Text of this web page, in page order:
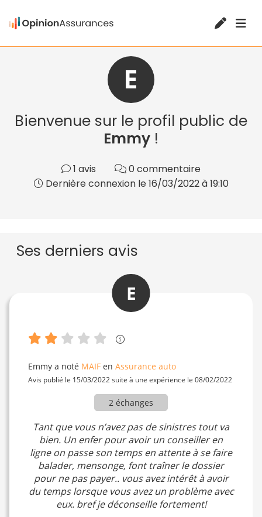
E
Bienvenue sur le profil public de
Emmy !
1 avis
0 commentaire
Dernière connexion le 16/03/2022 à 19:10
Ses derniers avis
E
Emmy a noté MAIF en Assurance auto
Avis publié le 15/03/2022 suite à une expérience le 08/02/2022
2 échanges
Tant que vous n’avez pas de sinistres tout va
bien. Un enfer pour avoir un conseiller en
ligne on passe son temps en attente à se faire
balader, mensonge, font traîner le dossier
pour ne pas payer.. vous avez intérêt à avoir
du temps lorsque vous avez un problème avec
eux. bref je déconseille fortement!